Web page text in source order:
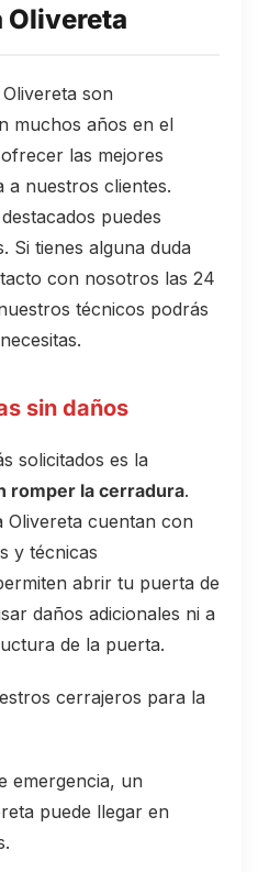
Olivereta
son
muchos años en el
las mejores
a nuestros clientes.
puedes
Si tienes alguna duda
con nosotros las 24
técnicos podrás
sin daños
solicitados es la
romper la cerradura.
Olivereta cuentan con
y técnicas
abrir tu puerta de
daños adicionales ni a
de la puerta.
cerrajeros para la
emergencia, un
puede llegar en